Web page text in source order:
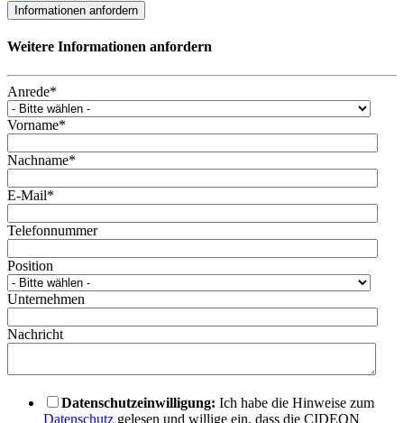
Informationen anfordern
Weitere Informationen anfordern
Anrede*
Vorname*
Nachname*
E-Mail*
Telefonnummer
Position
Unternehmen
Nachricht
Datenschutzeinwilligung: Ich habe die Hinweise zum
Datenschutz gelesen und willige ein, dass die CIDEON